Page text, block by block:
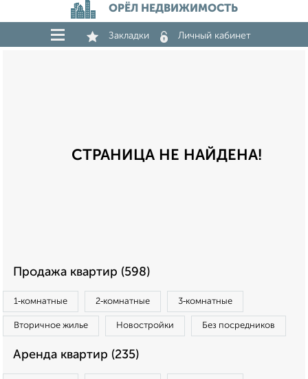
ОРЁЛ НЕДВИЖИМОСТЬ
Закладки Личный кабинет
СТРАНИЦА НЕ НАЙДЕНА!
Продажа квартир (598)
1‑комнатные 2‑комнатные 3‑комнатные
Вторичное жилье Новостройки Без посредников
Аренда квартир (235)